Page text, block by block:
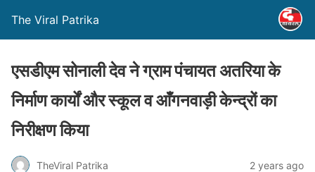
The Viral Patrika
एसडीएम सोनाली देव ने ग्राम पंचायत अतरिया के
निर्माण कार्यों और स्कूल व आँगनवाड़ी केन्द्रों का
निरीक्षण किया
TheViral Patrika 2 years ago